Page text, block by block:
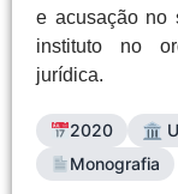
e acusação no
instituto no
jurídica.
2020
🏛
Monografia